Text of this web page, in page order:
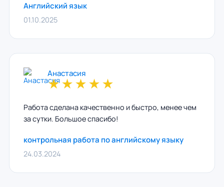
Английский язык
01.10.2025
Анастасия
★★★★★
Работа сделана качественно и быстро, менее чем
за сутки. Большое спасибо!
контрольная работа по английскому языку
24.03.2024